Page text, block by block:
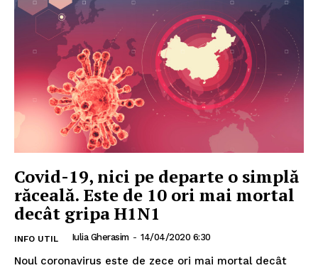
Covid-19, nici pe departe o simplă
răceală. Este de 10 ori mai mortal
decât gripa H1N1
INFO UTIL Iulia Gherasim - 14/04/2020 6:30
Noul coronavirus este de zece ori mai mortal decât